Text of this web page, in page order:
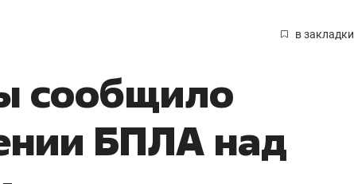
в закладки
сообщило
БПЛА над